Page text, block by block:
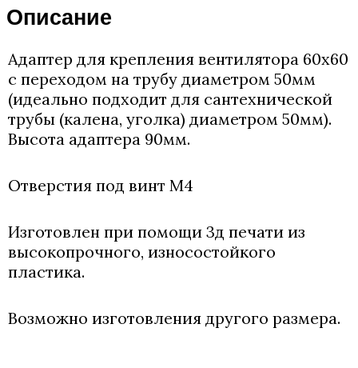
50
трубу.
Описание
Адаптер для крепления вентилятора 60х60
с переходом на трубу диаметром 50мм
(идеально подходит для сантехнической
трубы (калена, уголка) диаметром 50мм).
Высота адаптера 90мм.
Отверстия под винт М4
Изготовлен при помощи 3д печати из
высокопрочного, износостойкого
пластика.
Возможно изготовления другого размера.